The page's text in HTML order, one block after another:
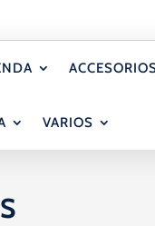
VARIOS